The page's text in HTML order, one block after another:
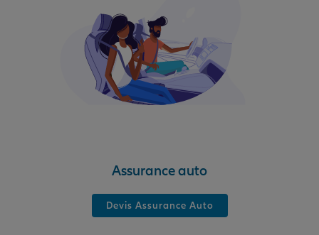
Assurance auto
Devis Assurance Auto